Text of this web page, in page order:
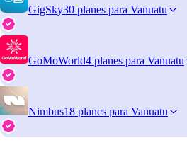
GigSky30 planes para Vanuatu
GoMoWorld4 planes para Vanuatu
Nimbus18 planes para Vanuatu